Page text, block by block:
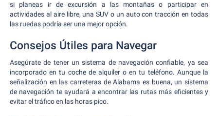
si planeas ir de excursión a las montañas o participar en
actividades al aire libre, una SUV o un auto con tracción en todas
las ruedas podría ser una mejor opción.
Consejos Útiles para Navegar
Asegúrate de tener un sistema de navegación confiable, ya sea
incorporado en tu coche de alquiler o en tu teléfono. Aunque la
señalización en las carreteras de Alabama es buena, un sistema
de navegación te ayudará a encontrar las rutas más eficientes y
evitar el tráfico en las horas pico.